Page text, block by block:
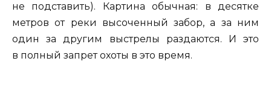
не подставить). Картина обычная: в десятке
метров от реки высоченный забор, а за ним
один за другим выстрелы раздаются. И это
в полный запрет охоты в это время.